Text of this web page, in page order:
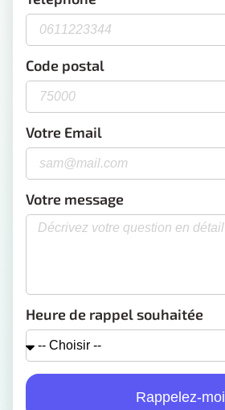
Code postal
Votre Email
Votre message
Heure de rappel souhaitée
Rappelez-moi